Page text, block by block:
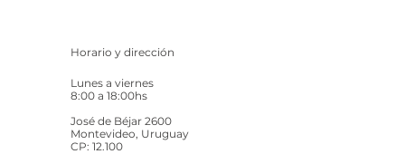
Horario y dirección
Lunes a viernes
8:00 a 18:00hs
José de Béjar 2600
Montevideo, Uruguay
CP: 12.100